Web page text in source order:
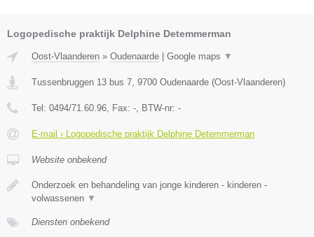
Logopedische praktijk Delphine Detemmerman
Oost-Vlaanderen » Oudenaarde Google maps ▼
Tussenbruggen 13 bus 7 9700 Oudenaarde (Oost-Vlaanderen)
Tel: 0494/71.60.96 , Fax: - , BTW-nr: -
E-mail › Logopedische praktijk Delphine Detemmerman
Website onbekend
Onderzoek en behandeling van jonge kinderen - kinderen -
volwassenen ▼
Diensten onbekend